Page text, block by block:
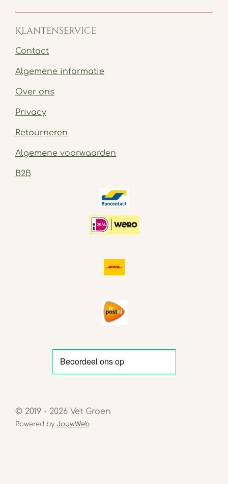
Klantenservice
Contact
Algemene informatie
Over ons
Privacy
Retourneren
Algemene voorwaarden
B2B
© 2019 - 2026 Vet Groen
Powered by JouwWeb